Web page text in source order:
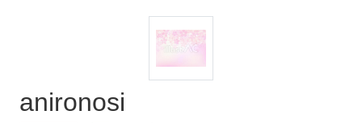
anironosi